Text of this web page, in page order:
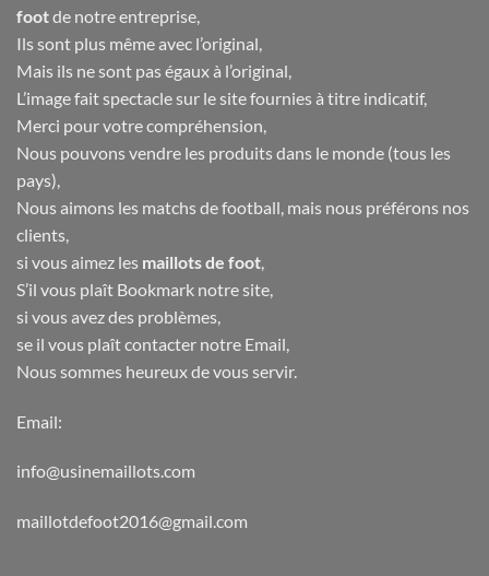
footde notre entreprise,
Ils sont plus même avec l’original,
Mais ils ne sont pas égaux à l’original,
L’image fait spectacle sur le site fournies à titre indicatif,
Merci pour votre compréhension,
Nous pouvons vendre les produits dans le monde (tous les
pays),
Nous aimons les matchs de football, mais nous préférons nos
clients,
si vous aimez les maillots de foot,
S’il vous plaît Bookmark notre site,
si vous avez des problèmes,
se il vous plaît contacter notre Email,
Nous sommes heureux de vous servir.
Email:
info@usinemaillots.com
maillotdefoot2016@gmail.com